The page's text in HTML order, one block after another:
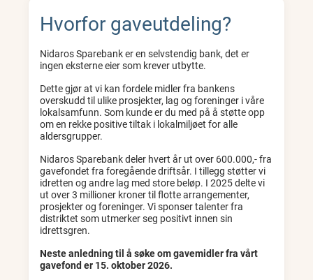
Hvorfor gaveutdeling?
Nidaros Sparebank er en selvstendig bank, det er
ingen eksterne eier som krever utbytte.
Dette gjør at vi kan fordele midler fra bankens
overskudd til ulike prosjekter, lag og foreninger i våre
lokalsamfunn. Som kunde er du med på å støtte opp
om en rekke positive tiltak i lokalmiljøet for alle
aldersgrupper.
Nidaros Sparebank deler hvert år ut over 600.000,- fra
gavefondet fra foregående driftsår. I tillegg støtter vi
idretten og andre lag med store beløp. I 2025 delte vi
ut over 3 millioner kroner til flotte arrangementer,
prosjekter og foreninger. Vi sponser talenter fra
distriktet som utmerker seg positivt innen sin
idrettsgren.
Neste anledning til å søke om gavemidler fra vårt
gavefond er 15. oktober 2026.